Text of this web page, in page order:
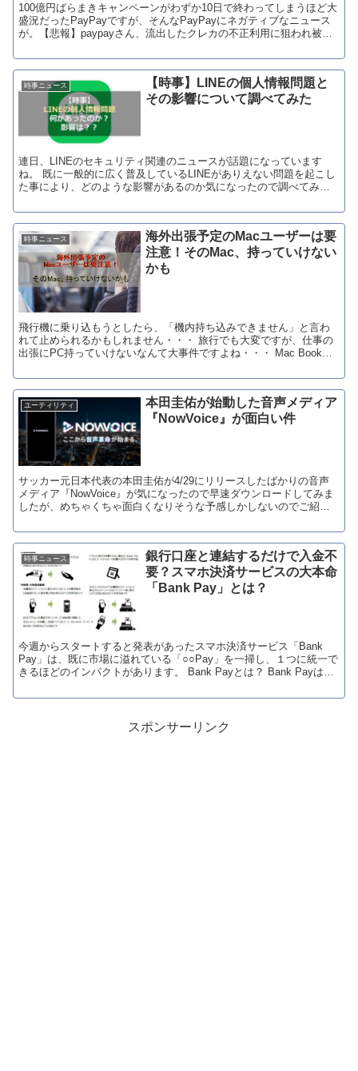
100億円ばらまきキャンペーンがわずか10日で終わってしまうほど大
盛況だったPayPayですが、そんなPayPayにネガティブなニュース
が。【悲報】paypayさん、流出したクレカの不正利用に狙われ被害
時事ニュース
【時事】LINEの個人情報問題と
その影響について調べてみた
連日、LINEのセキュリティ関連のニュースが話題になっています
ね。 既に一般的に広く普及しているLINEがありえない問題を起こし
た事により、どのような影響があるのか気になったので調べてみま
時事ニュース
海外出張予定のMacユーザーは要
注意！そのMac、持っていけない
かも
飛行機に乗り込もうとしたら、「機内持ち込みできません」と言わ
れて止められるかもしれません・・・ 旅行でも大変ですが、仕事の
出張にPC持っていけないなんて大事件ですよね・・・ Mac Book
ユーティリティ
本田圭佑が始動した音声メディア
『NowVoice』が面白い件
サッカー元日本代表の本田圭佑が4/29にリリースしたばかりの音声
メディア『NowVoice』が気になったので早速ダウンロードしてみま
したが、めちゃくちゃ面白くなりそうな予感しかしないのでご紹介
時事ニュース
銀行口座と連結するだけで入金不
要？スマホ決済サービスの大本命
「Bank Pay」とは？
今週からスタートすると発表があったスマホ決済サービス「Bank
Pay」は、既に市場に溢れている「○○Pay」を一掃し、１つに統一で
きるほどのインパクトがあります。 Bank Payとは？ Bank Payは料
スポンサーリンク